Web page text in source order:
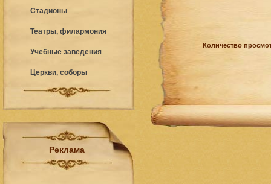
Стадионы
Театры, филармония
Учебные заведения
Церкви, соборы
Реклама
Количество